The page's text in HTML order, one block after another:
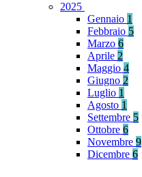
2025
Gennaio 1
Febbraio 5
Marzo 6
Aprile 2
Maggio 4
Giugno 2
Luglio 1
Agosto 1
Settembre 5
Ottobre 6
Novembre 9
Dicembre 6